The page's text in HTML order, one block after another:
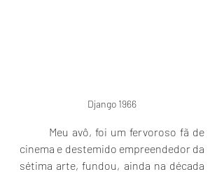
Django 1966
cinema e destemido empreendedor da
sétima arte, fundou, ainda na década